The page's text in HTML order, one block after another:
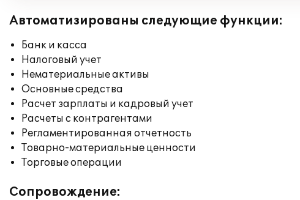
Автоматизированы следующие функции:
Банк и касса
Налоговый учет
Нематериальные активы
Основные средства
Расчет зарплаты и кадровый учет
Расчеты с контрагентами
Регламентированная отчетность
Товарно-материальные ценности
Торговые операции
Сопровождение: